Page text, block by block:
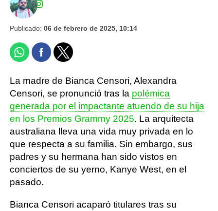
Publicado: 06 de febrero de 2025, 10:14
La madre de Bianca Censori, Alexandra
Censori, se pronunció tras la polémica
generada por el impactante atuendo de su hija
en los Premios Grammy 2025. La arquitecta
australiana lleva una vida muy privada en lo
que respecta a su familia. Sin embargo, sus
padres y su hermana han sido vistos en
conciertos de su yerno, Kanye West, en el
pasado.
Bianca Censori acaparó titulares tras su